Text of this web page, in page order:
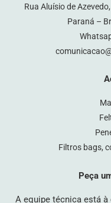
Rua Aluísio de
Paraná –
Filtros bags,
Peça
A equipe técnica está